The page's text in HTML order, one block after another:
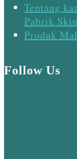
Tentang
Pabrik
Produk
Follow Us